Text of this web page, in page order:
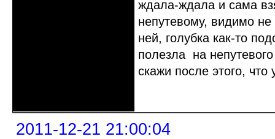
ждала-ждала и сама
непутевому, видимо
ней, голубка как-то
полезла на
скажи после этого,
2011-12-21 21:00:04